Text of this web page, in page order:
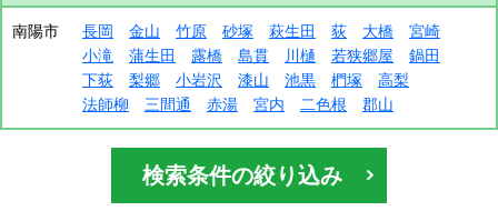
南陽市 長岡 金山 竹原 砂塚 萩生田 荻 大橋
宮崎
小滝
蒲生田 露橋 島貫 川樋 若狭郷屋
鍋田
下荻
梨郷 小岩沢 漆山 池黒 椚塚
高梨
法師柳
三間通 赤湯 宮内 二色根 郡山
検索条件の絞り込み